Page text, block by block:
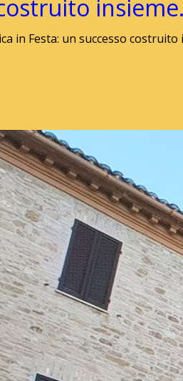
in Festa: un successo costruito